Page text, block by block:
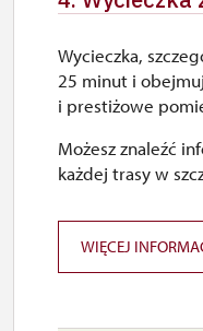
Wycieczka,
25 minut i
i prestiżowe
Możesz znaleźć
każdej trasy w
WIĘCEJ